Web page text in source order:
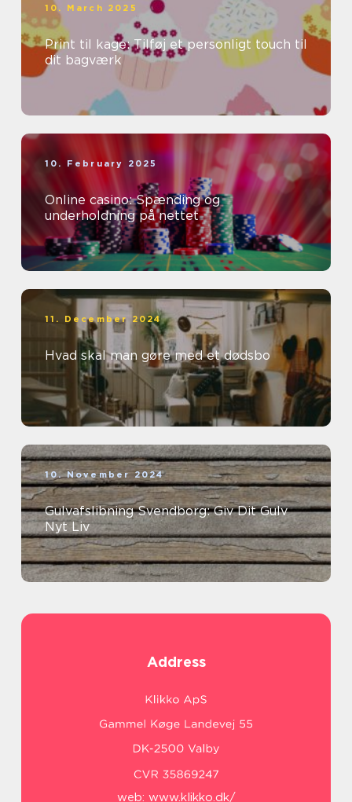
10. March 2025
Print til kage: Tilføj et personligt touch til
dit bagværk
10. February 2025
Online casino: Spænding og
underholdning på nettet
11. December 2024
Hvad skal man gøre med et dødsbo
10. November 2024
Gulvafslibning Svendborg: Giv Dit Gulv
Nyt Liv
Address
web: www.klikko.dk/